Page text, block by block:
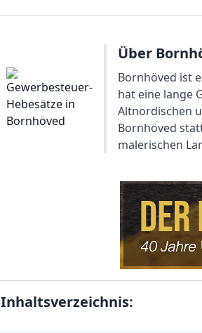
Über
Bornhöved ist
hat eine lange
Altnordischen
Bornhöved
malerischen
Inhaltsverzeichnis: